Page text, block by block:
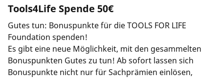
Tools4Life Spende 50€
Gutes tun: Bonuspunkte für die TOOLS FOR LIFE
Foundation spenden!
Es gibt eine neue Möglichkeit, mit den gesammelten
Bonuspunkten Gutes zu tun! Ab sofort lassen sich
Bonuspunkte nicht nur für Sachprämien einlösen,